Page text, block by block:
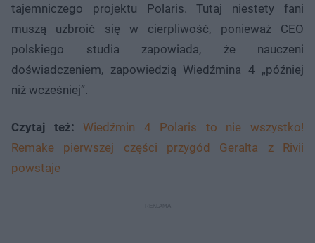
tajemniczego projektu Polaris. Tutaj niestety fani
muszą uzbroić się w cierpliwość, ponieważ CEO
polskiego studia zapowiada, że nauczeni
doświadczeniem, zapowiedzią Wiedźmina 4 „później
niż wcześniej”.
Czytaj też:
Wiedźmin 4 Polaris to nie wszystko!
Remake pierwszej części przygód Geralta z Rivii
powstaje